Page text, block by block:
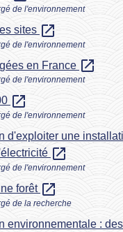
de l'environnement
sites open_in_new
de l'environnement
en France open_in_new
de l'environnement
open_in_new
de l'environnement
d'exploiter une
open_in_new
de l'environnement
forêt open_in_new
de la recherche
environnementale :